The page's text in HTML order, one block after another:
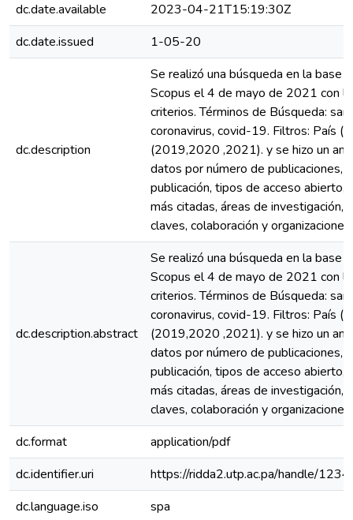
dc.date.available
2023-04-21T15:19:30Z
dc.date.issued
1-05-20
dc.description
Se realizó una búsqueda en la base
Scopus el 4 de mayo de 2021 con
criterios. Términos de Búsqueda:
coronavirus, covid-19. Filtros: País
(2019,2020 ,2021). y se hizo un
datos por número de publicaciones,
publicación, tipos de acceso abierto,
más citadas, áreas de investigación,
claves, colaboración y organizaciones.
dc.description.abstract
Se realizó una búsqueda en la base
Scopus el 4 de mayo de 2021 con
criterios. Términos de Búsqueda:
coronavirus, covid-19. Filtros: País
(2019,2020 ,2021). y se hizo un
datos por número de publicaciones,
publicación, tipos de acceso abierto,
más citadas, áreas de investigación,
claves, colaboración y organizaciones.
dc.format
application/pdf
dc.identifier.uri
https://ridda2.utp.ac.pa/handle/
dc.language.iso
spa